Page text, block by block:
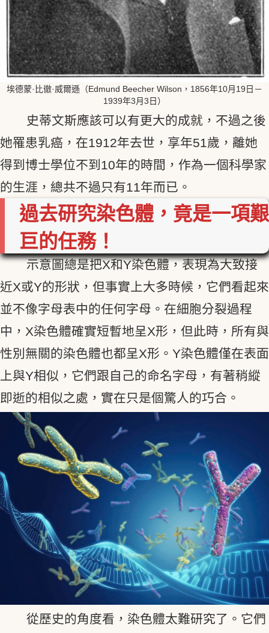
埃德蒙·比徹·威爾遜（Edmund Beecher Wilson，1856年10月19日－
1939年3月3日）
史蒂文斯應該可以有更大的成就，不過之後
她罹患乳癌，在1912年去世，享年51歲，離她
得到博士學位不到10年的時間，作為一個科學家
的生涯，總共不過只有11年而已。
過去研究染色體，竟是一項艱
巨的任務！
示意圖總是把X和Y染色體，表現為大致接
近X或Y的形狀，但事實上大多時候，它們看起來
並不像字母表中的任何字母。在細胞分裂過程
中，X染色體確實短暫地呈X形，但此時，所有與
性別無關的染色體也都呈X形。Y染色體僅在表面
上與Y相似，它們跟自己的命名字母，有著稍縱
即逝的相似之處，實在只是個驚人的巧合。
從歷史的角度看，染色體太難研究了。它們